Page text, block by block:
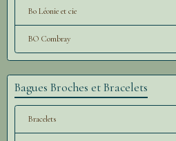
Bo Léonie et cie
BO Combray
Bagues Broches et Bracelets
Bracelets